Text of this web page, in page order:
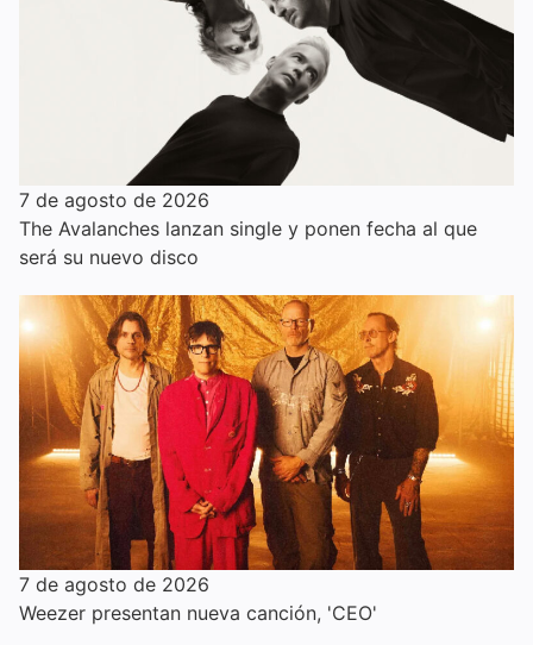
7 de agosto de 2026
The Avalanches lanzan single y ponen fecha al que
será su nuevo disco
7 de agosto de 2026
Weezer presentan nueva canción, 'CEO'